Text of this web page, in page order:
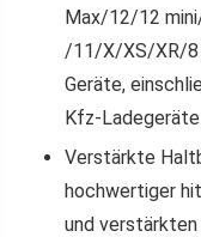
Max/12/12
/11/X/XS/XR/8
Geräte,
Kfz-Ladegeräte
Verstärkte
hochwertiger
und verstärkten